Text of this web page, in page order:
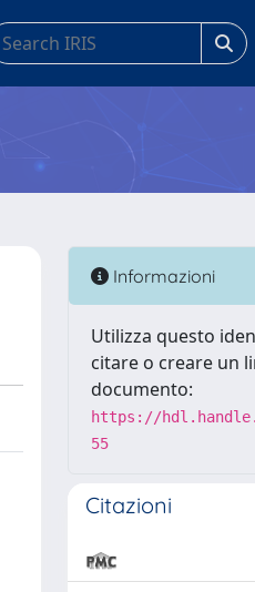
Informazioni
Utilizza questo
citare o creare un
documento:
https://
55
Citazioni